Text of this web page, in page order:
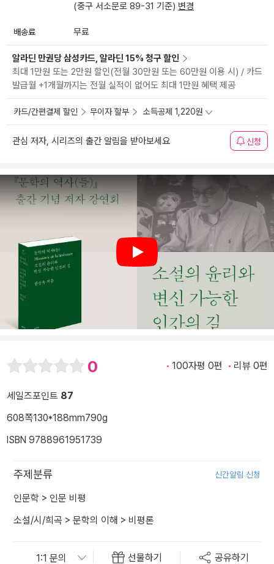
(중구 서소문로 89-31 기준) 변경
배송료 무료
알라딘 만권당 삼성카드, 알라딘 15% 청구 할인
최대 1만원 또는 2만원 할인(전월 30만원 또는 60만원 이용 시) / 카드
발급월 +1개월까지는 전월 실적이 없어도 최대 1만원 혜택 제공
카드/간편결제 할인 무이자 할부 소득공제 1,220원
관심 저자, 시리즈의 출간 알림을 받아보세요 신청
Play
0 100자평 0편 리뷰 0편
세일즈포인트 87
608쪽130*188mm790g
ISBN 9788961951739
주제분류 신간알림 신청
인문학 > 인문 비평
소설/시/희곡 > 문학의 이해 > 비평론
선물하기 공유하기